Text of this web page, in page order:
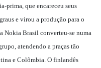
prima, que encareceu seus
e virou a produção para o
Nokia Brasil converteu-se numa
atendendo a praças tão
e Colômbia. O finlandês